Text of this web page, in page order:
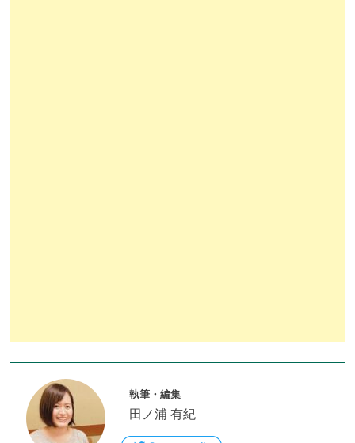
執筆・編集
田ノ浦 有紀